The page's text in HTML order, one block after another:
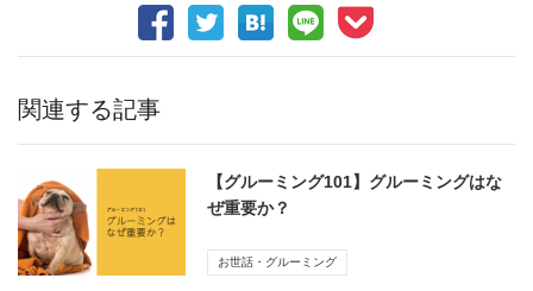
関連する記事
【グルーミング101】グルーミングはな
ぜ重要か？
お世話・グルーミング